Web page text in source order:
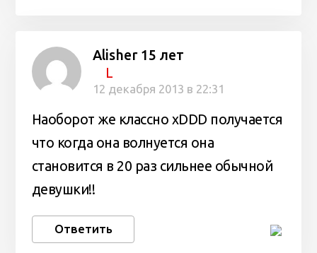
Alisher 15 лет
L
12 декабря 2013 в 22:31
Наоборот же классно xDDD получается
что когда она волнуется она
становится в 20 раз сильнее обычной
девушки!!
Ответить